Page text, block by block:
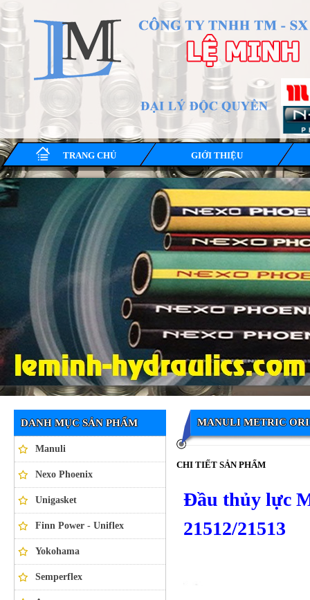
TRANG CHỦ GIỚI THIỆU
Ống thủy lực NEXO PHOENIX
DANH MỤC SẢN PHẨM
Manuli
Nexo Phoenix
Unigasket
Finn Power - Uniflex
Yokohama
Semperflex
MANULI METRIC
CHI TIẾT SẢN PHẨM
Đầu thủy lực
21512/21513